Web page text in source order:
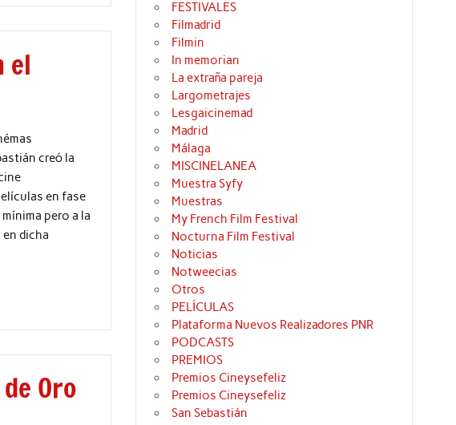
el
creó la
en fase
pero a la
dicha
Oro
FESTIVALES
Filmadrid
Filmin
In memorian
La extraña pareja
Largometrajes
Lesgaicinemad
Madrid
Málaga
MISCINELANEA
Muestra Syfy
Muestras
My French Film Festival
Nocturna Film Festival
Noticias
Notweecias
Otros
PELÍCULAS
Plataforma Nuevos Realizadores PNR
PODCASTS
PREMIOS
Premios Cineysefeliz
Premios Cineysefeliz
San Sebastián